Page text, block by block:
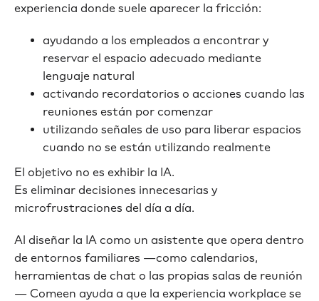
experiencia donde suele aparecer la fricción:
ayudando a los empleados a encontrar y
reservar el espacio adecuado mediante
lenguaje natural
activando recordatorios o acciones cuando las
reuniones están por comenzar
utilizando señales de uso para liberar espacios
cuando no se están utilizando realmente
El objetivo no es exhibir la IA.
Es eliminar decisiones innecesarias y
microfrustraciones del día a día.
Al diseñar la IA como un asistente que opera dentro
de entornos familiares —como calendarios,
herramientas de chat o las propias salas de reunión
— Comeen ayuda a que la experiencia workplace se